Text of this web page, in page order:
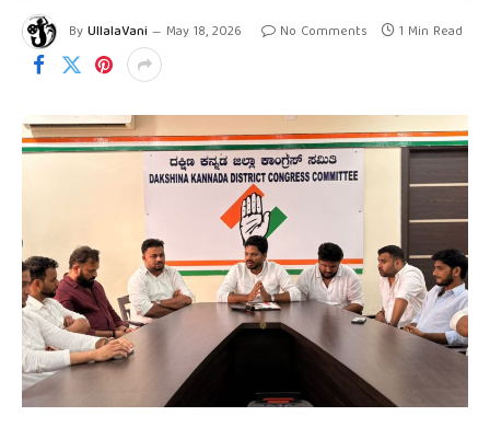
ByUllalaVani May 18, 2026 No Comments 1 Min Read